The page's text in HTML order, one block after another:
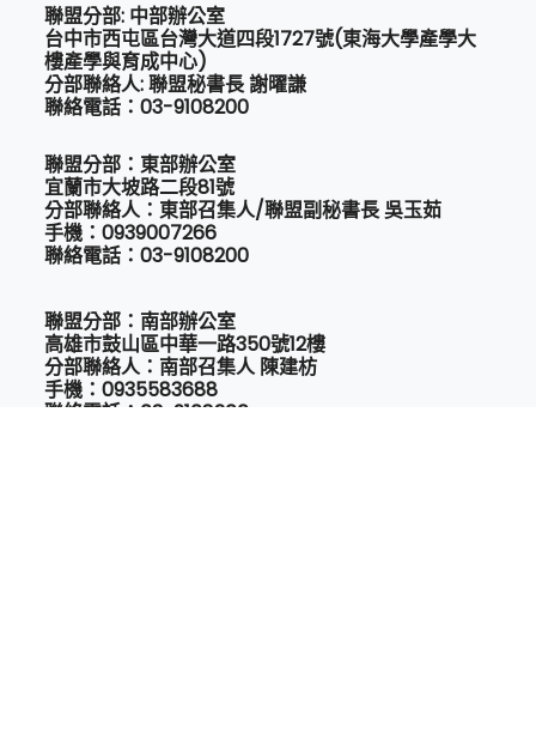
聯盟分部: 中部辦公室
台中市西屯區台灣大道四段1727號(東海大學產學大
樓產學與育成中心)
分部聯絡人: 聯盟秘書長 謝曜謙
聯絡電話：03-9108200
聯盟分部：東部辦公室
宜蘭市大坡路二段81號
分部聯絡人：東部召集人/聯盟副秘書長 吳玉茹
手機：0939007266
聯絡電話：03-9108200
聯盟分部：南部辦公室
高雄市鼓山區中華一路350號12樓
分部聯絡人：南部召集人 陳建枋
手機：0935583688
聯絡電話：03-9108200